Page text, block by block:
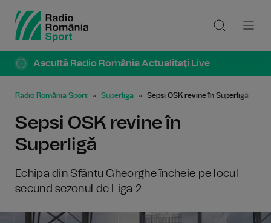
Ascultă Radio România Actualitaţi Live
Radio România Sport Superliga Sepsi OSK revine în Superligă
Sepsi OSK revine în
Superligă
Echipa din Sfântu Gheorghe încheie pe locul
secund sezonul de Liga 2.